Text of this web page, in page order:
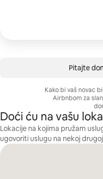
Pitajte
Kako bi vaš novac
Airbnbom za
Doći ću na vašu
Lokacije na kojima pružam
ugovoriti uslugu na nekoj